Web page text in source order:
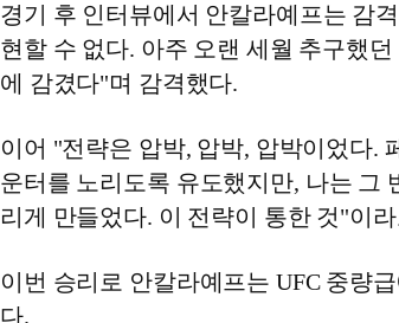
경기 후 인터뷰에서 안칼라예프는 감
현할 수 없다. 아주 오랜 세월 추구했
에 감겼다"며 감격했다.
이어 "전략은 압박, 압박, 압박이었다.
운터를 노리도록 유도했지만, 나는 그
리게 만들었다. 이 전략이 통한 것"이
이번 승리로 안칼라예프는 UFC 중량
다.